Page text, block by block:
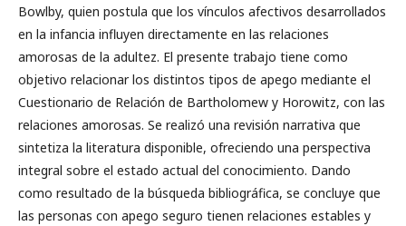
Bowlby, quien postula que los vínculos afectivos desarrollados
en la infancia influyen directamente en las relaciones
amorosas de la adultez. El presente trabajo tiene como
objetivo relacionar los distintos tipos de apego mediante el
Cuestionario de Relación de Bartholomew y Horowitz, con las
relaciones amorosas. Se realizó una revisión narrativa que
sintetiza la literatura disponible, ofreciendo una perspectiva
integral sobre el estado actual del conocimiento. Dando
como resultado de la búsqueda bibliográfica, se concluye que
las personas con apego seguro tienen relaciones estables y